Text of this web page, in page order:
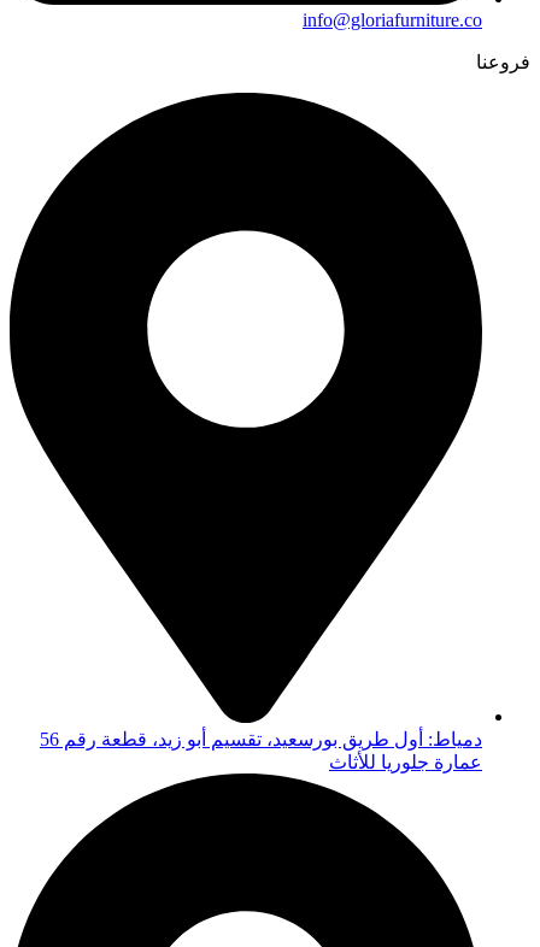
info@gloriafurniture.co
فروعنا
دمياط: أول طريق بورسعيد، تقسيم أبو زيد، قطعة رقم 56
عمارة جلوريا للأثاث